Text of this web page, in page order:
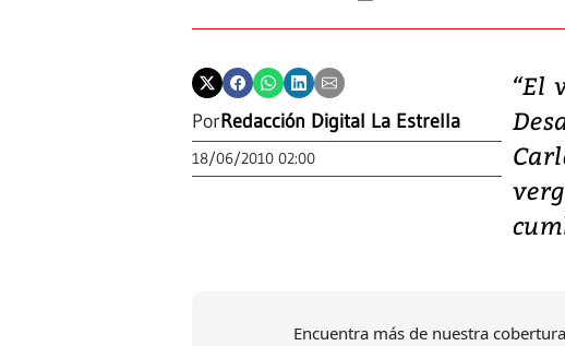
PorRedacción Digital La Estrella
18/06/2010 02:00
“El
Encuentra más de nuestra